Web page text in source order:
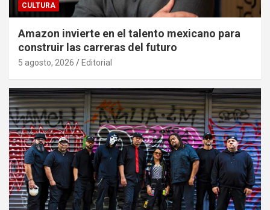
CULTURA
Amazon invierte en el talento mexicano para
construir las carreras del futuro
5 agosto, 2026 Editorial